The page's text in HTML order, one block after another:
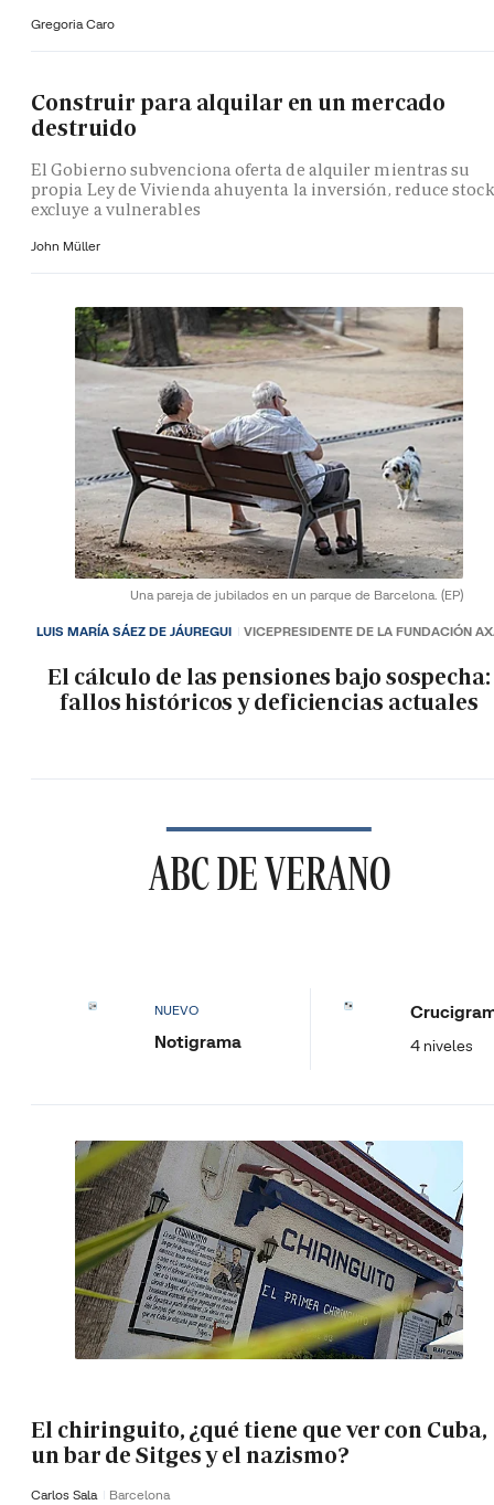
Gregoria Caro
Construir para alquilar en un mercado
destruido
El Gobierno subvenciona oferta de alquiler mientras su
propia Ley de Vivienda ahuyenta la inversión, reduce
excluye a vulnerables
John Müller
Una pareja de jubilados en un parque de Barcelona. (EP)
El cálculo de las pensiones bajo sospecha:
fallos históricos y deficiencias actuales
LUIS MARÍA SÁEZ DE JÁUREGUI VICEPRESIDENTE DE LA FUNDACIÓN
ABC DE VERANO
NUEVO
Notigrama 4 niveles
El chiringuito, ¿qué tiene que ver con Cuba,
un bar de Sitges y el nazismo?
Carlos Sala Barcelona